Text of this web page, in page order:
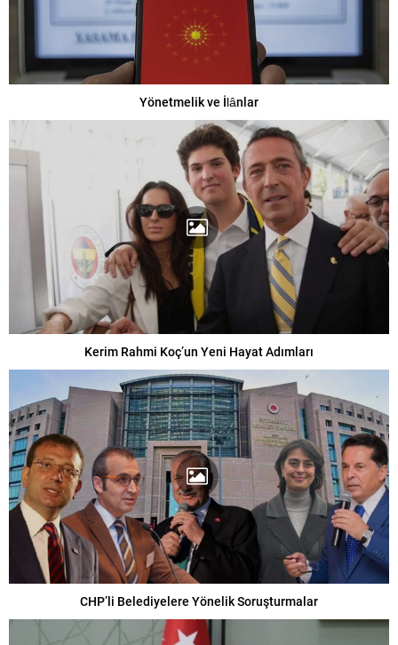
Yönetmelik ve İlânlar
Kerim Rahmi Koç’un Yeni Hayat Adımları
CHP’li Belediyelere Yönelik Soruşturmalar